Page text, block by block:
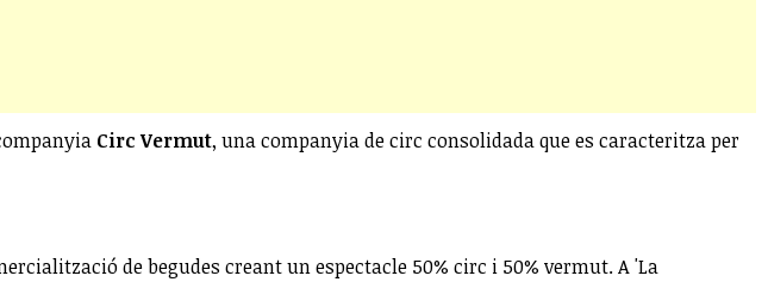
Circ Vermut, una companyia de circ consolidada que es caracteritza per
de begudes creant un espectacle 50% circ i 50% vermut. A 'La